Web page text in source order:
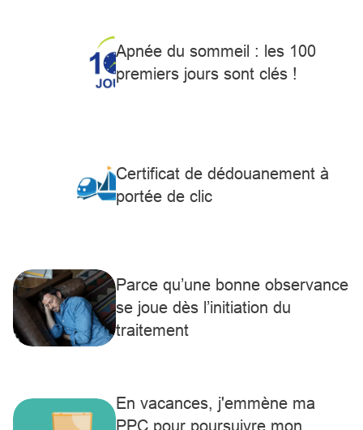
Apnée du sommeil : les 100
premiers jours sont clés !
Certificat de dédouanement à
portée de clic
Parce qu’une bonne observance
se joue dès l’initiation du
traitement
En vacances, j'emmène ma
PPC pour poursuivre mon